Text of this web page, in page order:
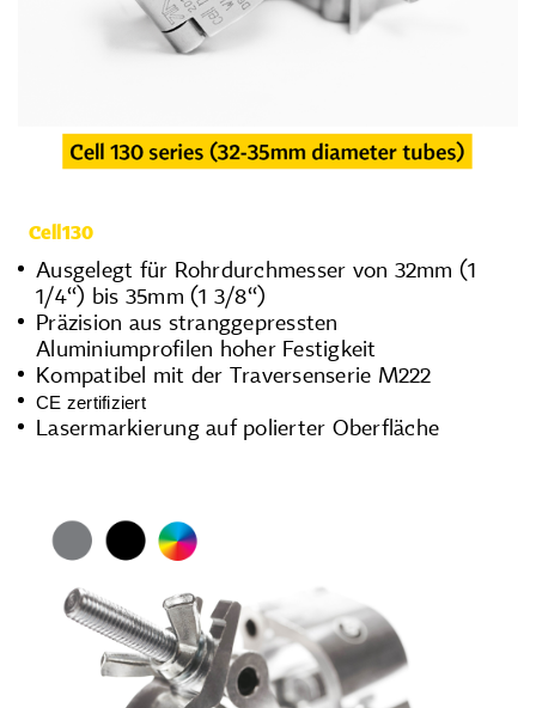
Cell130
Ausgelegt für Rohrdurchmesser von 32mm (1
1/4‘‘) bis 35mm (1 3/8‘‘)
Präzision aus stranggepressten
Aluminiumprofilen hoher Festigkeit
Kompatibel mit der Traversenserie M222
CE zertifiziert
Lasermarkierung auf polierter Oberfläche